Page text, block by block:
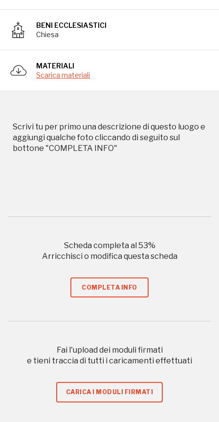
BENI ECCLESIASTICI
Chiesa
MATERIALI
Scarica materiali
Scrivi tu per primo una descrizione di questo luogo e
aggiungi qualche foto cliccando di seguito sul
bottone "COMPLETA INFO"
Scheda completa al 53%
Arricchisci o modifica questa scheda
COMPLETA INFO
Fai l'upload dei moduli firmati
e tieni traccia di tutti i caricamenti effettuati
CARICA I MODULI FIRMATI
Campagne in corso in questo
luogo
I Luoghi del Cuore